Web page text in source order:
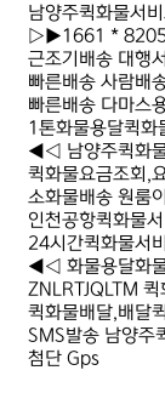
남양주퀵화물서
▷▶1661 * 8205
근조기배송 대행
빠른배송 사람
빠른배송 다마스
1톤화물용달퀵
◀◁ 남양주퀵화
퀵화물요금조회,
소화물배송 원룸
인천공항퀵화물
24시간퀵화물서
◀◁ 화물용달화
ZNLRTJQLTM
퀵화물배달,배달
SMS발송 남양
첨단 Gps